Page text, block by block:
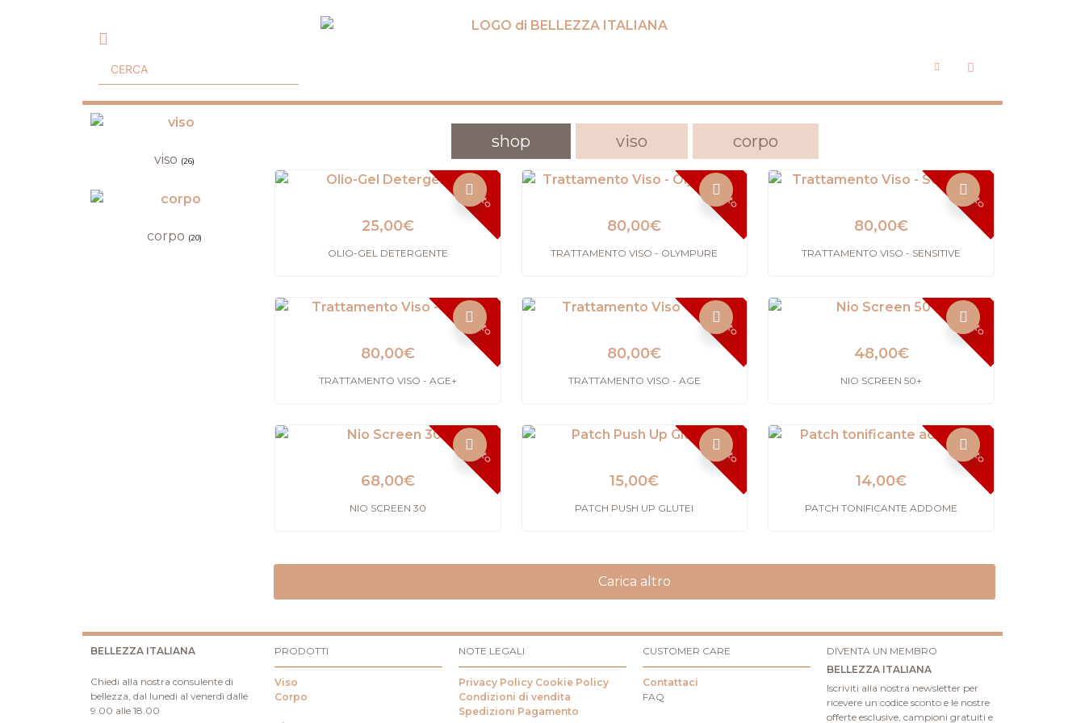
viso (26)
corpo (20)
shop viso corpo
Esaurito
25,00€
OLIO-GEL DETERGENTE
Esaurito
80,00€
TRATTAMENTO VISO - OLYMPURE
Esaurito
80,00€
TRATTAMENTO VISO - SENSITIVE
Esaurito
80,00€
TRATTAMENTO VISO - AGE+
Esaurito
80,00€
TRATTAMENTO VISO - AGE
Esaurito
48,00€
NIO SCREEN 50+
Esaurito
68,00€
NIO SCREEN 30
Esaurito
15,00€
PATCH PUSH UP GLUTEI
Esaurito
14,00€
PATCH TONIFICANTE ADDOME
Carica altro
BELLEZZA ITALIANA
Chiedi alla nostra consulente di
bellezza, dal lunedì al venerdì dalle
9.00 alle 18.00
PRODOTTI
Viso
Corpo
NOTE LEGALI
Privacy Policy Cookie Policy
Condizioni di vendita
Spedizioni Pagamento
CUSTOMER CARE
Contattaci
FAQ
DIVENTA UN MEMBRO
BELLEZZA ITALIANA
Iscriviti alla nostra newsletter per
ricevere un codice sconto e le nostre
offerte esclusive, campioni gratuiti e